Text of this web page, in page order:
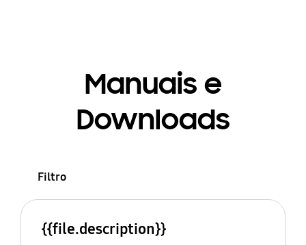
Manuais e
Downloads
Filtro
{{file.description}}